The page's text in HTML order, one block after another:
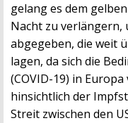
gelang es dem
Nacht zu verlängern,
abgegeben, die weit
lagen, da sich die
(COVID-19) in
hinsichtlich der
Streit zwischen den